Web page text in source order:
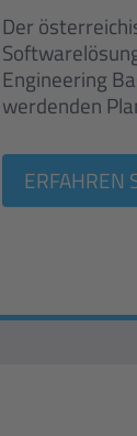
Der
Engineering
werdenden
ERFAHREN